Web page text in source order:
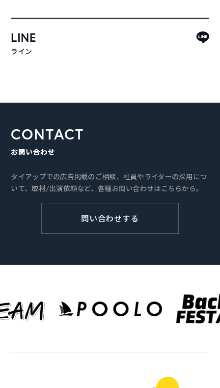
LINE
ライン
CONTACT
お問い合わせ
タイアップでの広告掲載のご相談、社員やライターの採用につ
いて、取材/出演依頼など、各種お問い合わせはこちらから。
問い合わせする